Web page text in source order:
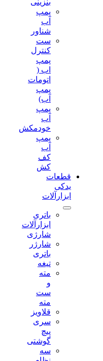
بنزینی
پمپ
شناور
ست
کنترل
اتومات
پمپ
خودمکش
پمپ
قطعات
ابزارآلات
باتری
ابزارآلات
شارژی
شارژر
تیغه
مته
قلاویز
سری
گوشتی
سه